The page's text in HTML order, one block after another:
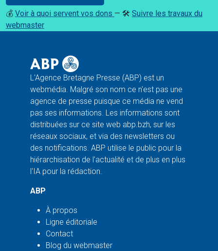
💰 Voir à quoi servent vos dons — 🛠️ Suivre les travaux du
webmaster
L'Agence Bretagne Presse (ABP) est un
webmédia. Malgré son nom ce n'est pas une
agence de presse puisque ce média ne vend
pas ses informations. Les informations sont
distribuées sur ce site web abp.bzh, sur les
réseaux sociaux, et via des newsletters ou
des notifications. ABP utilise le public pour la
hiérarchisation de l'actualité et de plus en plus
l'IA pour la rédaction.
ABP
À propos
Ligne éditoriale
Contact
Blog du webmaster